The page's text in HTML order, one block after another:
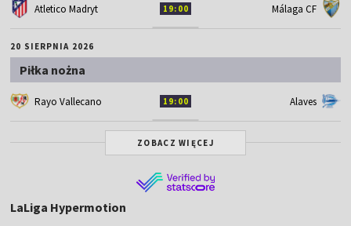
Atletico Madryt 19:00 Málaga CF
20 SIERPNIA 2026
Piłka nożna
Rayo Vallecano 19:00 Alaves
ZOBACZ WIĘCEJ
LaLiga Hypermotion